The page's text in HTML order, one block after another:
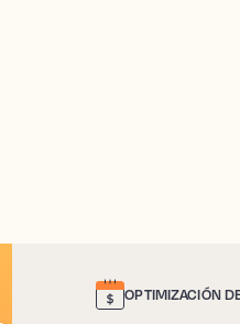
OPTIMIZACIÓN